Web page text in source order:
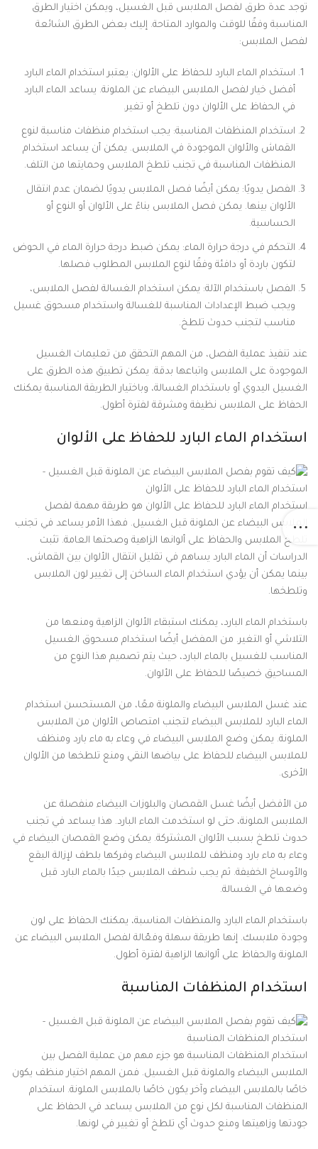
توجد عدة طرق لفصل الملابس قبل الغسيل، ويمكن اختيار الطرق
المناسبة وفقًا للوقت والموارد المتاحة. إليك بعض الطرق الشائعة
لفصل الملابس:
استخدام الماء البارد للحفاظ على الألوان: يعتبر استخدام الماء البارد
أفضل خيار لفصل الملابس البيضاء عن الملونة. يساعد الماء البارد
في الحفاظ على الألوان دون تلطخ أو تغير.
استخدام المنظفات المناسبة: يجب استخدام منظفات مناسبة لنوع
القماش والألوان الموجودة في الملابس. يمكن أن يساعد استخدام
المنظفات المناسبة في تجنب تلطخ الملابس وحمايتها من التلف.
الفصل يدويًا: يمكن أيضًا فصل الملابس يدويًا لضمان عدم انتقال
الألوان بينها. يمكن فصل الملابس بناءً على الألوان أو النوع أو
الحساسية.
التحكم في درجة حرارة الماء: يمكن ضبط درجة حرارة الماء في الحوض
لتكون باردة أو دافئة وفقًا لنوع الملابس المطلوب فصلها.
الفصل باستخدام الآلة: يمكن استخدام الغسالة لفصل الملابس،
ويجب ضبط الإعدادات المناسبة للغسالة واستخدام مسحوق غسيل
مناسب لتجنب حدوث تلطخ.
عند تنفيذ عملية الفصل، من المهم التحقق من تعليمات الغسيل
الموجودة على الملابس واتباعها بدقة. يمكن تطبيق هذه الطرق على
الغسيل اليدوي أو باستخدام الغسالة، وباختيار الطريقة المناسبة يمكنك
الحفاظ على الملابس نظيفة ومشرقة لفترة أطول.
استخدام الماء البارد للحفاظ على الألوان
استخدام الماء البارد للحفاظ على الألوان هو طريقة مهمة لفصل
الملابس البيضاء عن الملونة قبل الغسيل. فهذا الأمر يساعد في تجنب
تلطخ الملابس والحفاظ على ألوانها الزاهية وصحتها العامة. تثبت
الدراسات أن الماء البارد يساهم في تقليل انتقال الألوان بين القماش،
بينما يمكن أن يؤدي استخدام الماء الساخن إلى تغيير لون الملابس
وتلطخها.
باستخدام الماء البارد، يمكنك استبقاء الألوان الزاهية ومنعها من
التلاشي أو التغير. من المفضل أيضًا استخدام مسحوق الغسيل
المناسب للغسيل بالماء البارد، حيث يتم تصميم هذا النوع من
المساحيق خصيصًا للحفاظ على الألوان.
عند غسل الملابس البيضاء والملونة معًا، من المستحسن استخدام
الماء البارد للملابس البيضاء لتجنب امتصاص الألوان من الملابس
الملونة. يمكن وضع الملابس البيضاء في وعاء به ماء بارد ومنظف
للملابس البيضاء للحفاظ على بياضها النقي ومنع تلطخها من الألوان
الأخرى.
من الأفضل أيضًا غسل القمصان والبلوزات البيضاء منفصلة عن
الملابس الملونة، حتى لو استخدمت الماء البارد. هذا يساعد في تجنب
حدوث تلطخ بسبب الألوان المشتركة. يمكن وضع القمصان البيضاء في
وعاء به ماء بارد ومنظف للملابس البيضاء وفركها بلطف لإزالة البقع
والأوساخ الخفيفة. ثم يجب شطف الملابس جيدًا بالماء البارد قبل
وضعها في الغسالة.
باستخدام الماء البارد والمنظفات المناسبة، يمكنك الحفاظ على لون
وجودة ملابسك. إنها طريقة سهلة وفعّالة لفصل الملابس البيضاء عن
الملونة والحفاظ على ألوانها الزاهية لفترة أطول.
استخدام المنظفات المناسبة
استخدام المنظفات المناسبة هو جزء مهم من عملية الفصل بين
الملابس البيضاء والملونة قبل الغسيل. فمن المهم اختيار منظف يكون
خاصًا بالملابس البيضاء وآخر يكون خاصًا بالملابس الملونة. استخدام
المنظفات المناسبة لكل نوع من الملابس يساعد في الحفاظ على
جودتها وزاهيتها ومنع حدوث أي تلطخ أو تغيير في لونها.